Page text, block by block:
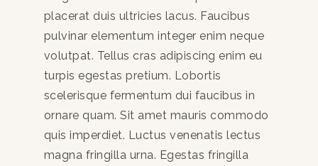
placerat duis ultricies lacus. Faucibus
pulvinar elementum integer enim neque
volutpat. Tellus cras adipiscing enim eu
turpis egestas pretium. Lobortis
scelerisque fermentum dui faucibus in
ornare quam. Sit amet mauris commodo
quis imperdiet. Luctus venenatis lectus
magna fringilla urna. Egestas fringilla